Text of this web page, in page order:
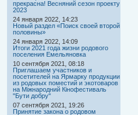
прекрасна! Весняний сезон проекту
2023
24 января 2022, 14:23
Новый раздел «Поиск своей второй
половины»
24 января 2022, 14:09
Итоги 2021 года жизни родового
поселения Емельяновка
10 сентября 2021, 08:18
Приглашаем участников и
посетителей на Ярмарку продукции
из родовых поместий и экотоваров
на Міжнародний Кінофестиваль
"Бути добру"
07 сентября 2021, 19:26
Принятие закона о родовом